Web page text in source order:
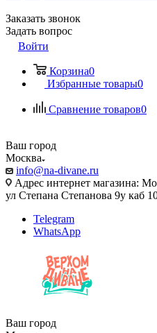
Заказать звонок
Задать вопрос
Войти
Корзина0
Избранные товары0
Сравнение товаров0
Ваш город
Москва
info@na-divane.ru
Адрес интернет магазина:
ул Степана Степанова 9у каб
Telegram
WhatsApp
Ваш город